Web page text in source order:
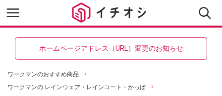
ホームページアドレス（URL）変更のお知らせ
ワークマンのおすすめ商品
ワークマンの レインウェア・レインコート・かっぱ